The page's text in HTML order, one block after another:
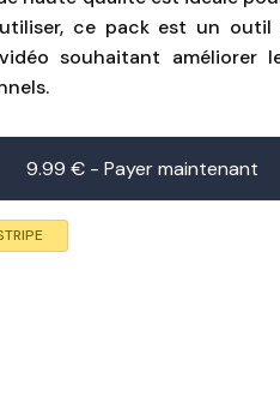
ce pack est un outil
souhaitant améliorer
9.99 € - Payer maintenant